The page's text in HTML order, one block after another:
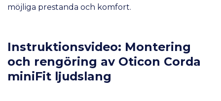
möjliga prestanda och komfort.
Instruktionsvideo: Montering
och rengöring av Oticon Corda
miniFit ljudslang